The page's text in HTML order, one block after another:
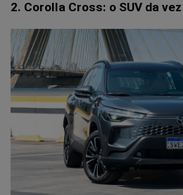
2. Corolla Cross: o SUV da vez